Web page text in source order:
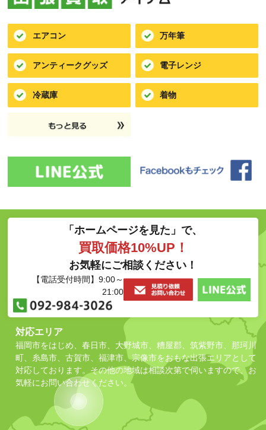
エアコン 万年筆
アンティークグッズ 電子レンジ
冷蔵庫 着物
「ホームページを見た」で、
買取価格10%UP！
お気軽にご相談ください！
【電話受付時間】9:00～
21:00
対応エリア
福岡市をはじめ、春日市、大野城市、糟屋郡、筑紫野市、那珂川
町、糸島市、古賀市、福津市、宗像市をおもな出張エリアとして
対応しております。その他の地域は相談次第で伺いますので、お
気軽にお問い合わせください。